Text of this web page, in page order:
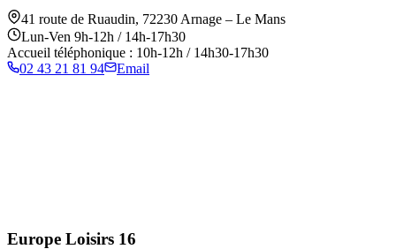
41 route de Ruaudin, 72230 Arnage – Le Mans
Lun-Ven 9h-12h / 14h-17h30
Accueil téléphonique : 10h-12h / 14h30-17h30
02 43 21 81 94
Email
Europe Loisirs 16